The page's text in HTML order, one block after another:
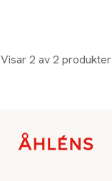
Visar 2 av 2 produkter